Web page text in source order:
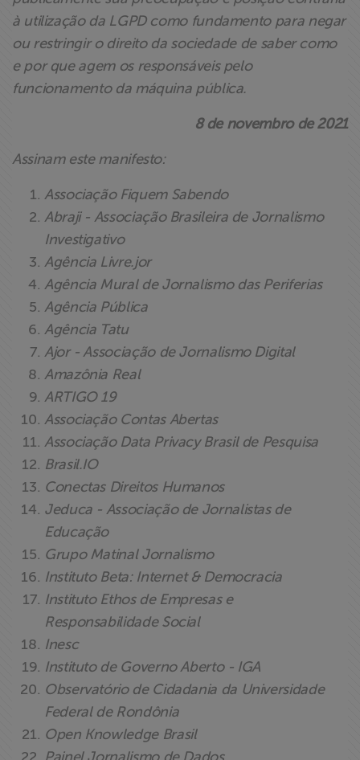
à utilização da LGPD como fundamento para negar
ou restringir o direito da sociedade de saber como
e por que agem os responsáveis pelo
funcionamento da máquina pública.
8 de novembro de 2021
Assinam este manifesto:
Associação Fiquem Sabendo
Abraji - Associação Brasileira de Jornalismo
Investigativo
Agência Livre.jor
Agência Mural de Jornalismo das Periferias
Agência Pública
Agência Tatu
Ajor - Associação de Jornalismo Digital
Amazônia Real
ARTIGO 19
Associação Contas Abertas
Associação Data Privacy Brasil de Pesquisa
Brasil.IO
Conectas Direitos Humanos
Jeduca - Associação de Jornalistas de
Educação
Grupo Matinal Jornalismo
Instituto Beta: Internet & Democracia
Instituto Ethos de Empresas e
Responsabilidade Social
Inesc
Instituto de Governo Aberto - IGA
Observatório de Cidadania da Universidade
Federal de Rondônia
Open Knowledge Brasil